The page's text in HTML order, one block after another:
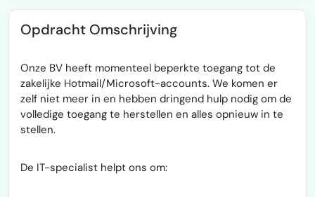
Opdracht Omschrijving
Onze BV heeft momenteel beperkte toegang tot de
zakelijke Hotmail/Microsoft-accounts. We komen er
zelf niet meer in en hebben dringend hulp nodig om de
volledige toegang te herstellen en alles opnieuw in te
stellen.
De IT-specialist helpt ons om: